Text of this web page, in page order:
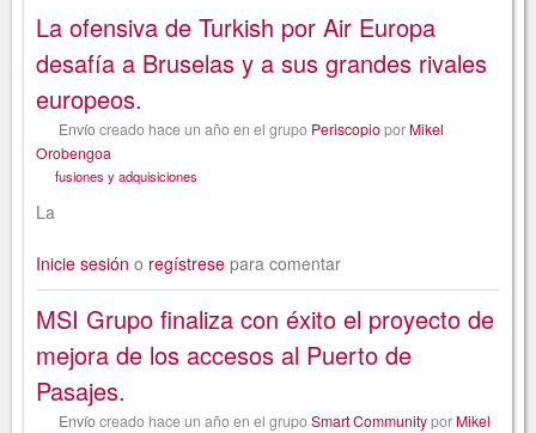
La ofensiva de Turkish por Air Europa
desafía a Bruselas y a sus grandes rivales
europeos.
Envíocreado hace un añoen el grupo Periscopiopor Mikel
Orobengoa
fusiones y adquisiciones
La
Inicie sesión o regístrese para comentar
MSI Grupo finaliza con éxito el proyecto de
mejora de los accesos al Puerto de
Pasajes.
Envíocreado hace un añoen el grupoSmart Communitypor Mikel